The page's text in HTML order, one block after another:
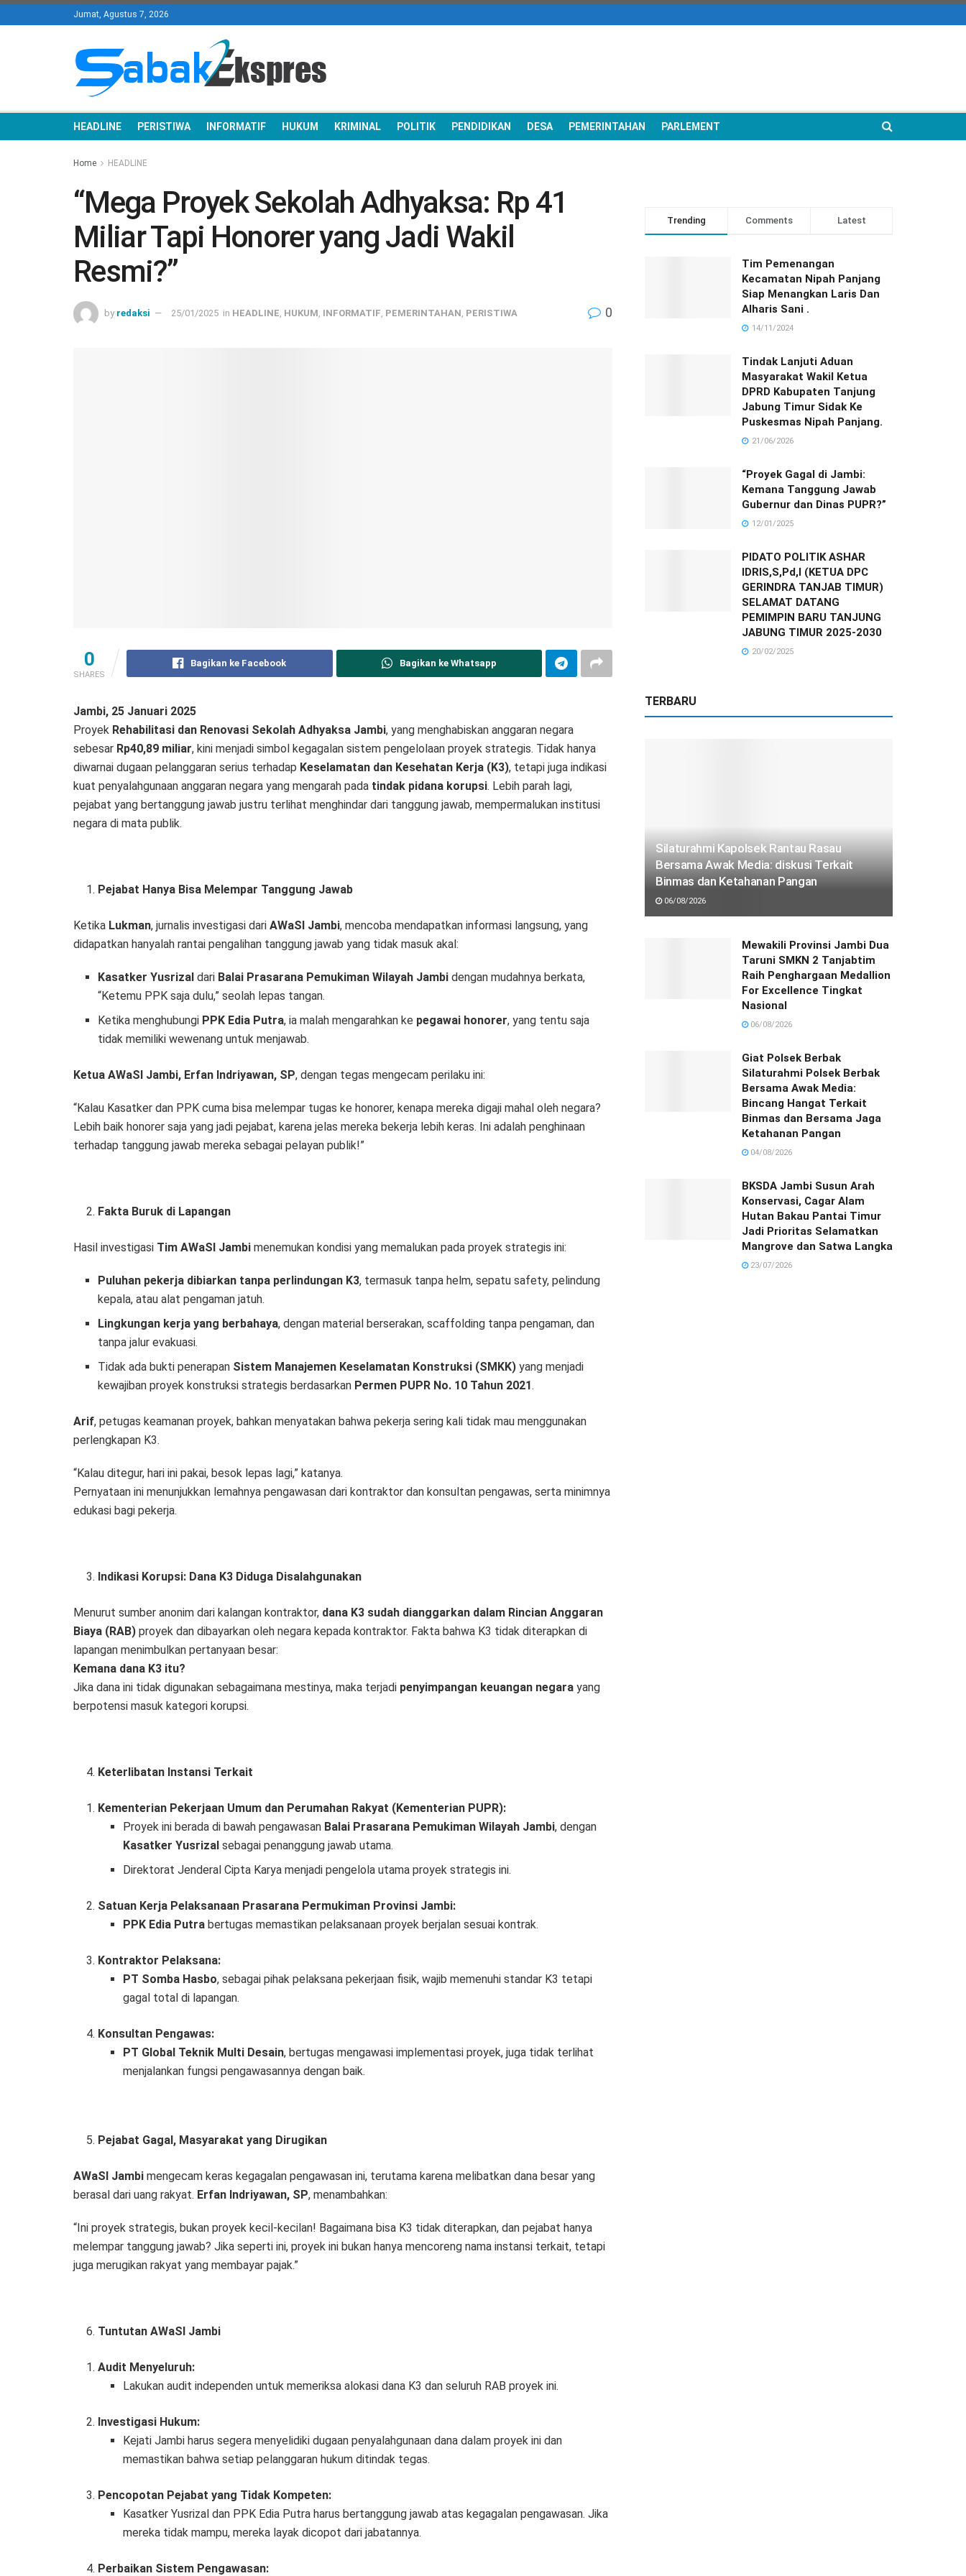
Jumat, Agustus 7, 2026
HEADLINE PERISTIWA INFORMATIF HUKUM KRIMINAL POLITIK PENDIDIKAN DESA PEMERINTAHAN PARLEMENT
Home HEADLINE
“Mega Proyek Sekolah Adhyaksa: Rp 41
Miliar Tapi Honorer yang Jadi Wakil
Resmi?”
by redaksi 25/01/2025 in HEADLINE HUKUM INFORMATIF PEMERINTAHAN PERISTIWA 0
0
SHARES
Bagikan ke Facebook Bagikan ke Whatsapp
Jambi, 25 Januari 2025
Proyek Rehabilitasi dan Renovasi Sekolah Adhyaksa Jambi, yang menghabiskan anggaran negara
sebesar Rp40,89 miliar, kini menjadi simbol kegagalan sistem pengelolaan proyek strategis. Tidak hanya
diwarnai dugaan pelanggaran serius terhadap Keselamatan dan Kesehatan Kerja (K3), tetapi juga indikasi
kuat penyalahgunaan anggaran negara yang mengarah pada tindak pidana korupsi. Lebih parah lagi,
pejabat yang bertanggung jawab justru terlihat menghindar dari tanggung jawab, mempermalukan institusi
negara di mata publik.
Pejabat Hanya Bisa Melempar Tanggung Jawab
Ketika Lukman, jurnalis investigasi dari AWaSI Jambi, mencoba mendapatkan informasi langsung, yang
didapatkan hanyalah rantai pengalihan tanggung jawab yang tidak masuk akal:
Kasatker Yusrizal dari Balai Prasarana Pemukiman Wilayah Jambi dengan mudahnya berkata,
“Ketemu PPK saja dulu,” seolah lepas tangan.
Ketika menghubungi PPK Edia Putra, ia malah mengarahkan ke pegawai honorer, yang tentu saja
tidak memiliki wewenang untuk menjawab.
Ketua AWaSI Jambi, Erfan Indriyawan, SP, dengan tegas mengecam perilaku ini:
“Kalau Kasatker dan PPK cuma bisa melempar tugas ke honorer, kenapa mereka digaji mahal oleh negara?
Lebih baik honorer saja yang jadi pejabat, karena jelas mereka bekerja lebih keras. Ini adalah penghinaan
terhadap tanggung jawab mereka sebagai pelayan publik!”
Fakta Buruk di Lapangan
Hasil investigasi Tim AWaSI Jambi menemukan kondisi yang memalukan pada proyek strategis ini:
Puluhan pekerja dibiarkan tanpa perlindungan K3, termasuk tanpa helm, sepatu safety, pelindung
kepala, atau alat pengaman jatuh.
Lingkungan kerja yang berbahaya, dengan material berserakan, scaffolding tanpa pengaman, dan
tanpa jalur evakuasi.
Tidak ada bukti penerapan Sistem Manajemen Keselamatan Konstruksi (SMKK) yang menjadi
kewajiban proyek konstruksi strategis berdasarkan Permen PUPR No. 10 Tahun 2021.
Arif, petugas keamanan proyek, bahkan menyatakan bahwa pekerja sering kali tidak mau menggunakan
perlengkapan K3.
“Kalau ditegur, hari ini pakai, besok lepas lagi,” katanya.
Pernyataan ini menunjukkan lemahnya pengawasan dari kontraktor dan konsultan pengawas, serta minimnya
edukasi bagi pekerja.
Indikasi Korupsi: Dana K3 Diduga Disalahgunakan
Menurut sumber anonim dari kalangan kontraktor, dana K3 sudah dianggarkan dalam Rincian Anggaran
Biaya (RAB) proyek dan dibayarkan oleh negara kepada kontraktor. Fakta bahwa K3 tidak diterapkan di
lapangan menimbulkan pertanyaan besar:
Kemana dana K3 itu?
Jika dana ini tidak digunakan sebagaimana mestinya, maka terjadi penyimpangan keuangan negara yang
berpotensi masuk kategori korupsi.
Keterlibatan Instansi Terkait
Kementerian Pekerjaan Umum dan Perumahan Rakyat (Kementerian PUPR):
Proyek ini berada di bawah pengawasan Balai Prasarana Pemukiman Wilayah Jambi, dengan
Kasatker Yusrizal sebagai penanggung jawab utama.
Direktorat Jenderal Cipta Karya menjadi pengelola utama proyek strategis ini.
Satuan Kerja Pelaksanaan Prasarana Permukiman Provinsi Jambi:
PPK Edia Putrabertugas memastikan pelaksanaan proyek berjalan sesuai kontrak.
Kontraktor Pelaksana:
PT Somba Hasbo, sebagai pihak pelaksana pekerjaan fisik, wajib memenuhi standar K3 tetapi
gagal total di lapangan.
Konsultan Pengawas:
PT Global Teknik Multi Desain, bertugas mengawasi implementasi proyek, juga tidak terlihat
menjalankan fungsi pengawasannya dengan baik.
Pejabat Gagal, Masyarakat yang Dirugikan
AWaSI Jambi mengecam keras kegagalan pengawasan ini, terutama karena melibatkan dana besar yang
berasal dari uang rakyat. Erfan Indriyawan, SP, menambahkan:
“Ini proyek strategis, bukan proyek kecil-kecilan! Bagaimana bisa K3 tidak diterapkan, dan pejabat hanya
melempar tanggung jawab? Jika seperti ini, proyek ini bukan hanya mencoreng nama instansi terkait, tetapi
juga merugikan rakyat yang membayar pajak.”
Tuntutan AWaSI Jambi
Audit Menyeluruh:
Lakukan audit independen untuk memeriksa alokasi dana K3 dan seluruh RAB proyek ini.
Investigasi Hukum:
Kejati Jambi harus segera menyelidiki dugaan penyalahgunaan dana dalam proyek ini dan
memastikan bahwa setiap pelanggaran hukum ditindak tegas.
Pencopotan Pejabat yang Tidak Kompeten:
Kasatker Yusrizal dan PPK Edia Putra harus bertanggung jawab atas kegagalan pengawasan. Jika
mereka tidak mampu, mereka layak dicopot dari jabatannya.
Perbaikan Sistem Pengawasan:
Trending Comments Latest
Tim Pemenangan
Kecamatan Nipah Panjang
Siap Menangkan Laris Dan
Alharis Sani .
14/11/2024
Tindak Lanjuti Aduan
Masyarakat Wakil Ketua
DPRD Kabupaten Tanjung
Jabung Timur Sidak Ke
Puskesmas Nipah Panjang.
21/06/2026
“Proyek Gagal di Jambi:
Kemana Tanggung Jawab
Gubernur dan Dinas PUPR?”
12/01/2025
PIDATO POLITIK ASHAR
IDRIS,S,Pd,I (KETUA DPC
GERINDRA TANJAB TIMUR)
SELAMAT DATANG
PEMIMPIN BARU TANJUNG
JABUNG TIMUR 2025-2030
20/02/2025
TERBARU
Silaturahmi Kapolsek Rantau Rasau
Bersama Awak Media: diskusi Terkait
Binmas dan Ketahanan Pangan
06/08/2026
Mewakili Provinsi Jambi Dua
Taruni SMKN 2 Tanjabtim
Raih Penghargaan Medallion
For Excellence Tingkat
Nasional
06/08/2026
Giat Polsek Berbak
Silaturahmi Polsek Berbak
Bersama Awak Media:
Bincang Hangat Terkait
Binmas dan Bersama Jaga
Ketahanan Pangan
04/08/2026
BKSDA Jambi Susun Arah
Konservasi, Cagar Alam
Hutan Bakau Pantai Timur
Jadi Prioritas Selamatkan
Mangrove dan Satwa Langka
23/07/2026